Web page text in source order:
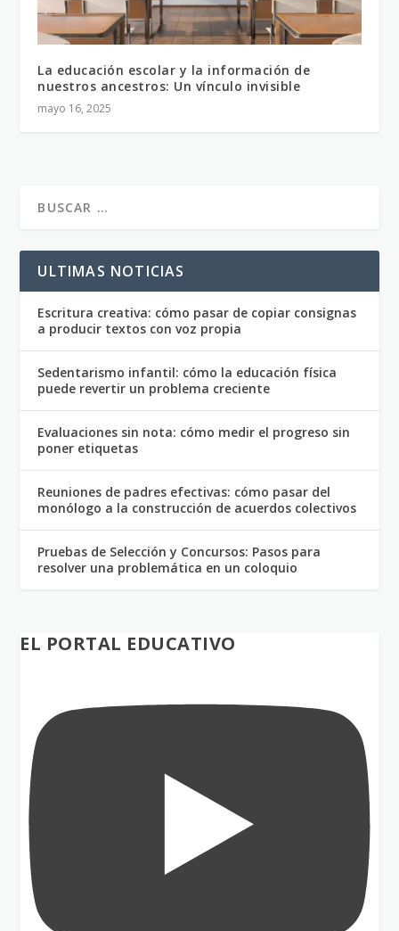
La educación escolar y la información de
nuestros ancestros: Un vínculo invisible
mayo 16, 2025
ULTIMAS NOTICIAS
Escritura creativa: cómo pasar de copiar consignas
a producir textos con voz propia
Sedentarismo infantil: cómo la educación física
puede revertir un problema creciente
Evaluaciones sin nota: cómo medir el progreso sin
poner etiquetas
Reuniones de padres efectivas: cómo pasar del
monólogo a la construcción de acuerdos colectivos
Pruebas de Selección y Concursos: Pasos para
resolver una problemática en un coloquio
EL PORTAL EDUCATIVO